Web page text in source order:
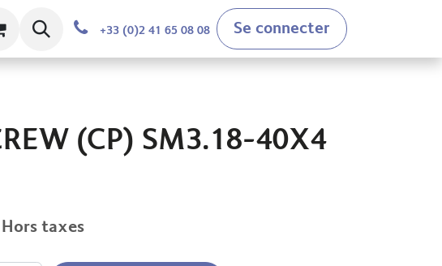
+33 (0)2 41 65 08 08 Se connecter
(CP) SM3.18-40X4
Hors taxes